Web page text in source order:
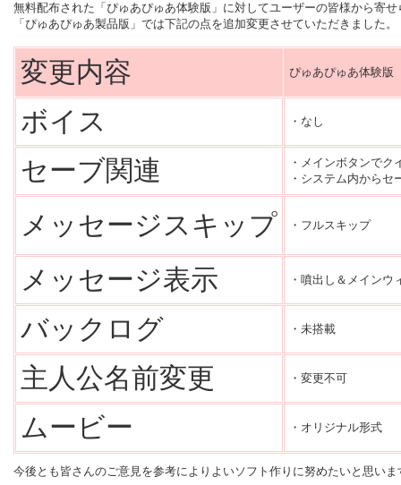
無料配布された「ぴゅあぴゅあ体験版」に対してユーザーの皆様から寄
「ぴゅあぴゅあ製品版」では下記の点を追加変更させていただきました。
変更内容 ぴゅあぴゅあ体験版
ボイス ・なし
セーブ関連
・メインボタンでク
・システム内からセ
メッセージスキップ ・フルスキップ
メッセージ表示 ・噴出し＆メインウ
バックログ ・未搭載
主人公名前変更 ・変更不可
ムービー ・オリジナル形式
今後とも 皆さんのご意見を参考によりよいソフト作りに努めたいと思いま